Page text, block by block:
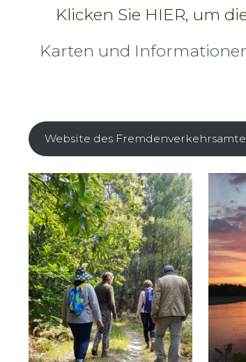
Klicken Sie HIER, um
Karten und
Website des